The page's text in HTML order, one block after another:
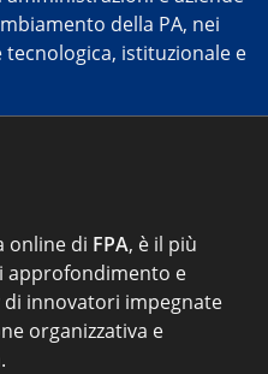
della PA, nei
istituzionale e
online di FPA, è il più
approfondimento e
innovatori impegnate
organizzativa e